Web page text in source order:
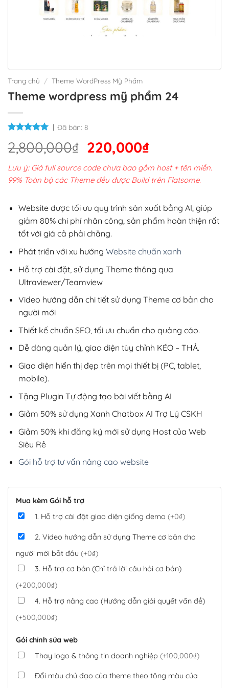
Trang chủ / Theme WordPress Mỹ Phẩm
Theme wordpress mỹ phẩm 24
Đã bán: 8
2,800,000₫ Giá
gốc
là:
2,800,000₫.
220,000₫Giá
hiện
tại
220,000₫.
Lưu ý: Giá full source code chưa bao gồm host + tên miền.
99% Toàn bộ các Theme đều được Build trên Flatsome.
Website được tối ưu quy trình sản xuất bằng AI, giúp
giảm 80% chi phí nhân công, sản phẩm hoàn thiện rất
tốt với giá cả phải chăng.
Phát triển với xu hướng Website chuẩn xanh
Hỗ trợ cài đặt, sử dụng Theme thông qua
Ultraviewer/Teamview
Video hướng dẫn chi tiết sử dụng Theme cơ bản cho
người mới
Thiết kế chuẩn SEO, tối ưu chuẩn cho quảng cáo.
Dễ dàng quản lý, giao diện tùy chỉnh KÉO – THẢ.
Giao diện hiển thị đẹp trên mọi thiết bị (PC, tablet,
mobile).
Tặng Plugin Tự động tạo bài viết bằng AI
Giảm 50% sử dụng Xanh Chatbox AI Trợ Lý CSKH
Giảm 50% khi đăng ký mới sử dụng Host của Web
Siêu Rẻ
Gói hỗ trợ tư vấn nâng cao website
Mua kèm Gói hỗ trợ
1. Hỗ trợ cài đặt giao diện giống demo (+0₫)
2. Video hướng dẫn sử dụng Theme cơ bản cho
người mới bắt đầu (+0₫)
3. Hỗ trợ cơ bản (Chỉ trả lời câu hỏi cơ bản)
(+200,000₫)
4. Hỗ trợ nâng cao (Hướng dẫn giải quyết vấn đề)
(+500,000₫)
Gói chỉnh sửa web
Thay logo & thông tin doanh nghiệp (+100,000₫)
Đổi màu chủ đạo của theme theo tông màu của